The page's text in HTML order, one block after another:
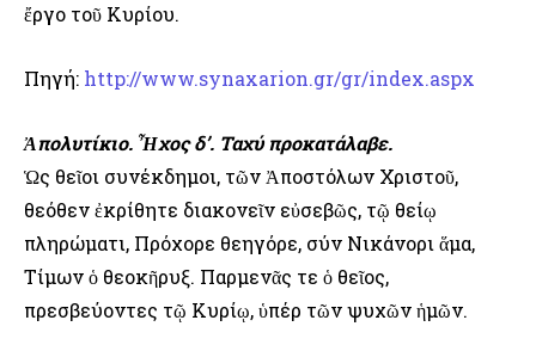
ἔργο τοῦ Κυρίου.
Πηγή: http://www.synaxarion.gr/gr/index.aspx
Ἀπολυτίκιο. Ἦχος δ’. Ταχύ προκατάλαβε.
Ὡς θεῖοι συνέκδημοι, τῶν Ἀποστόλων Χριστοῦ,
θεόθεν ἐκρίθητε διακονεῖν εὐσεβῶς, τῷ θείῳ
πληρώματι, Πρόχορε θεηγόρε, σύν Νικάνορι ἅμα,
Τίμων ὁ θεοκῆρυξ. Παρμενᾶς τε ὁ θεῖος,
πρεσβεύοντες τῷ Κυρίῳ, ὑπέρ τῶν ψυχῶν ἡμῶν.